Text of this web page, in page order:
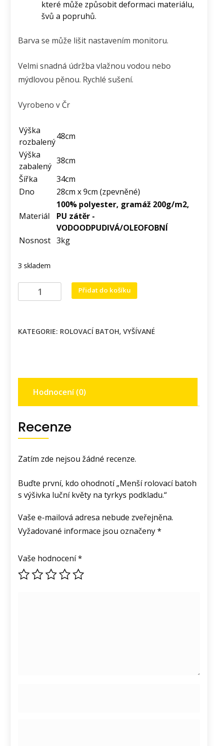
které může způsobit deformaci materiálu,
švů a popruhů.
Barva se může lišit nastavením monitoru.
Velmi snadná údržba vlažnou vodou nebo
mýdlovou pěnou. Rychlé sušení.
Vyrobeno v Čr
Výška
rozbalený
48cm
Výška
zabalený
38cm
Šířka
34cm
Dno
28cm x 9cm (zpevněné)
Materiál
100% polyester, gramáž 200g/m2,
PU zátěr -
VODOODPUDIVÁ/OLEOFOBNÍ
Nosnost 3kg
3 skladem
Menší
rolovací
výšivka
tyrkys
podkladu.
množství
Přidat do košíku
KATEGORIE: ROLOVACÍ BATOH,VYŠÍVANÉ
Hodnocení (0)
Recenze
Zatím zde nejsou žádné recenze.
Buďte první, kdo ohodnotí „Menší rolovací batoh
s výšivka luční květy na tyrkys podkladu.“
Vaše e-mailová adresa nebude zveřejněna.
Vyžadované informace jsou označeny*
Vaše hodnocení*